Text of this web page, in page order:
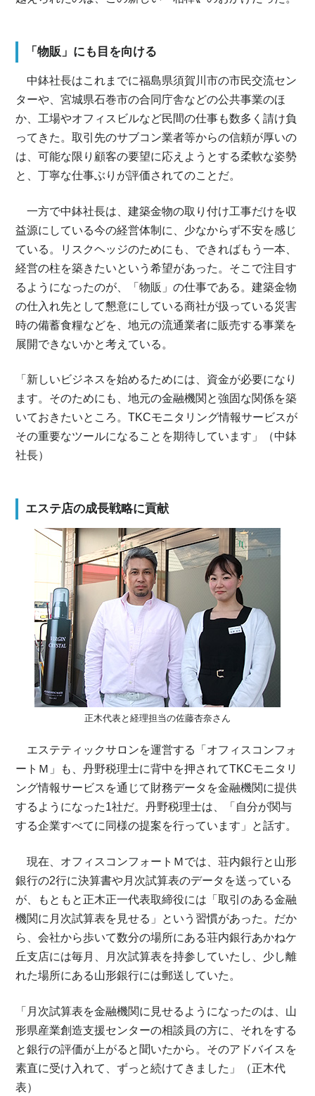
「物販」にも目を向ける
中鉢社長はこれまでに福島県須賀川市の市民交流セン
ターや、宮城県石巻市の合同庁舎などの公共事業のほ
か、工場やオフィスビルなど民間の仕事も数多く請け負
ってきた。取引先のサブコン業者等からの信頼が厚いの
は、可能な限り顧客の要望に応えようとする柔軟な姿勢
と、丁寧な仕事ぶりが評価されてのことだ。
一方で中鉢社長は、建築金物の取り付け工事だけを収
益源にしている今の経営体制に、少なからず不安を感じ
ている。リスクヘッジのためにも、できればもう一本、
経営の柱を築きたいという希望があった。そこで注目す
るようになったのが、「物販」の仕事である。建築金物
の仕入れ先として懇意にしている商社が扱っている災害
時の備蓄食糧などを、地元の流通業者に販売する事業を
展開できないかと考えている。
「新しいビジネスを始めるためには、資金が必要になり
ます。そのためにも、地元の金融機関と強固な関係を築
いておきたいところ。TKCモニタリング情報サービスが
その重要なツールになることを期待しています」（中鉢
社長）
エステ店の成長戦略に貢献
正木代表と経理担当の佐藤杏奈さん
エステティックサロンを運営する「オフィスコンフォ
ートＭ」も、丹野税理士に背中を押されてTKCモニタリ
ング情報サービスを通じて財務データを金融機関に提供
するようになった1社だ。丹野税理士は、「自分が関与
する企業すべてに同様の提案を行っています」と話す。
現在、オフィスコンフォートＭでは、荘内銀行と山形
銀行の2行に決算書や月次試算表のデータを送っている
が、もともと正木正一代表取締役には「取引のある金融
機関に月次試算表を見せる」という習慣があった。だか
ら、会社から歩いて数分の場所にある荘内銀行あかねケ
丘支店には毎月、月次試算表を持参していたし、少し離
れた場所にある山形銀行には郵送していた。
「月次試算表を金融機関に見せるようになったのは、山
形県産業創造支援センターの相談員の方に、それをする
と銀行の評価が上がると聞いたから。そのアドバイスを
素直に受け入れて、ずっと続けてきました」（正木代
表）